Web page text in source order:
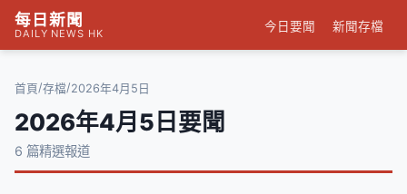
每日新聞
DAILY NEWS HK
今日要聞 新聞存檔
首頁/存檔/2026年4月5日
2026年4月5日要聞
6 篇精選報道